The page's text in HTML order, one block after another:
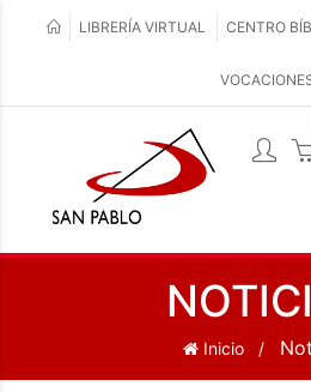
LIBRERÍA VIRTUAL CENTRO
Inicio